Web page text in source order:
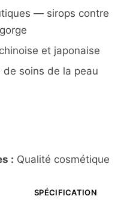
— sirops contre
et japonaise
soins de la peau
: Qualité cosmétique
SPÉCIFICATION